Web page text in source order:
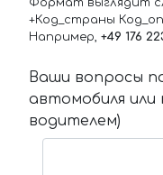
Формат выглядит
+Код_страны
Например, +49 176
Ваши вопросы
автомобиля
водителем)